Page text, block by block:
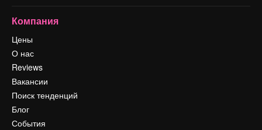
Компания
Цены
О нас
Reviews
Вакансии
Поиск тенденций
Блог
События